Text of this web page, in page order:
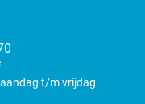
t/m vrijdag